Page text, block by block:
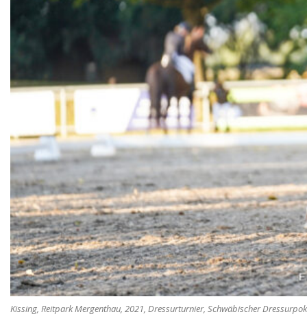
Kissing, Reitpark Mergenthau, 2021, Dressurturnier, Schwäbischer